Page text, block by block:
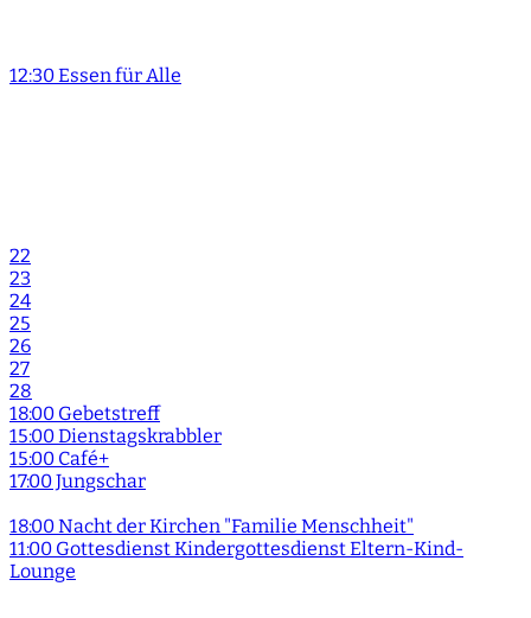
12:30 Essen für Alle
22
23
24
25
26
27
28
18:00 Gebetstreff
15:00 Dienstagskrabbler
15:00 Café+
17:00 Jungschar
18:00 Nacht der Kirchen "Familie Menschheit"
11:00 Gottesdienst Kindergottesdienst Eltern-Kind-
Lounge